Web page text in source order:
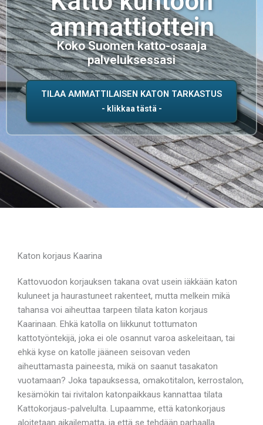
ammattiottein
Koko Suomen katto-osaaja
palveluksessasi
TILAA AMMATTILAISEN KATON TARKASTUS
Katon korjaus Kaarina
Kattovuodon korjauksen takana ovat usein iäkkään katon
kuluneet ja haurastuneet rakenteet, mutta melkein mikä
tahansa voi aiheuttaa tarpeen tilata katon korjaus
Kaarinaan. Ehkä katolla on liikkunut tottumaton
kattotyöntekijä, joka ei ole osannut varoa askeleitaan, tai
ehkä kyse on katolle jääneen seisovan veden
aiheuttamasta paineesta, mikä on saanut tasakaton
vuotamaan? Joka tapauksessa, omakotitalon, kerrostalon,
kesämökin tai rivitalon katonpaikkaus kannattaa tilata
Kattokorjaus-palvelulta. Lupaamme, että katonkorjaus
aloitetaan aikailematta, ja että se tehdään parhaalla